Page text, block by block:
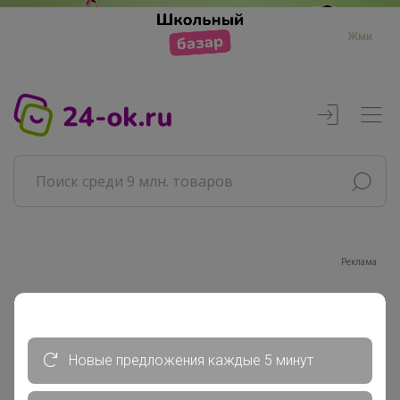
Жми
Реклама
Совместные покупки
АРХИВ СП
Продукты
Новые предложения каждые 5 минут